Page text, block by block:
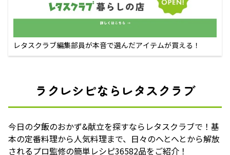
レタスクラブ編集部員が本音で選んだアイテムが買える！
ラクレシピならレタスクラブ
今日の夕飯のおかず&献立を探すならレタスクラブで！基
本の定番料理から人気料理まで、日々のへとへとから解放
されるプロ監修の簡単レシピ36582品をご紹介！